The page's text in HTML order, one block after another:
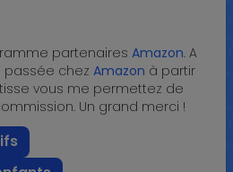
partenaires Amazon. A
chez Amazon à partir
vous me permettez de
Un grand merci !